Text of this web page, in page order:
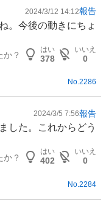
2024/3/12 14:12報告
。今後の動きにちょ
？
はい
378
いいえ
0
No.2286
2024/3/5 7:56報告
した。これからどう
？
はい
402
いいえ
0
No.2284